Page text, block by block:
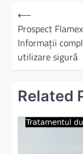
N⟵
Prospect
Informații
utilizare sigură
Related